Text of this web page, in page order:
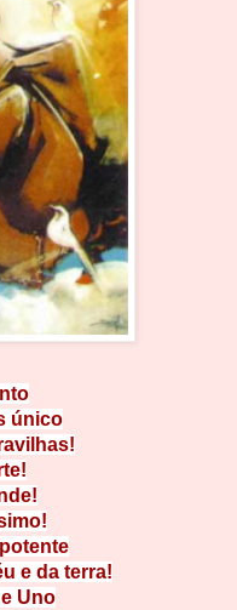
único
e da terra!
Uno